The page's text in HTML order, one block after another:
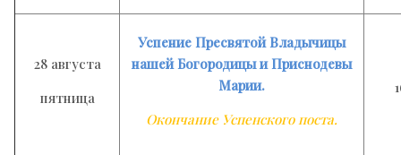
28 августа
пятница
Успение Пресвятой Владычицы
нашей Богородицы и Приснодевы
Марии.
Окончание Успенского поста.